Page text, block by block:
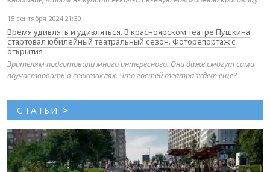
15 сентября 2024 21:30
Время удивлять и удивляться. В красноярском театре Пушкина
стартовал юбилейный театральный сезон. Фоторепортаж с
открытия
Зрителям подготовили много интересного. Они даже смогут сами
поучаствовать в спектаклях. Что гостей театра ждет еще?
СТАТЬИ >